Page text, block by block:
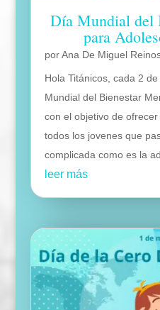
Día Mundial del
para
porAna De Miguel
Hola Titánicos, cada 2
Mundial del Bienestar
con el objetivo de
todos los jovenes que
complicada como es la
leer más